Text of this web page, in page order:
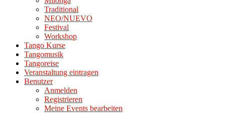
Traditional
NEO/NUEVO
Festival
Workshop
Tango Kurse
Tangomusik
Tangoreise
Veranstaltung eintragen
Benutzer
Anmelden
Registrieren
Meine Events bearbeiten